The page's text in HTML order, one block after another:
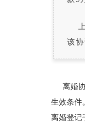
上
该
离婚协
生效条件
离婚登记